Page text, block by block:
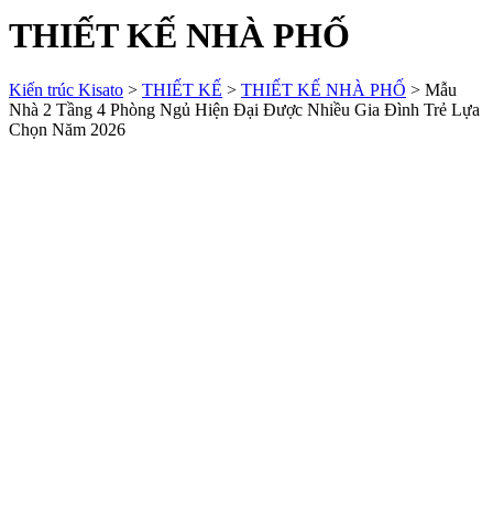
THIẾT KẾ NHÀ PHỐ
Kiến trúc Kisato > THIẾT KẾ > THIẾT KẾ NHÀ PHỐ > Mẫu
Nhà 2 Tầng 4 Phòng Ngủ Hiện Đại Được Nhiều Gia Đình Trẻ Lựa
Chọn Năm 2026